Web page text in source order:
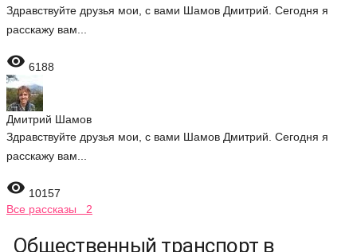
Здравствуйте друзья мои, с вами Шамов Дмитрий. Сегодня я
расскажу вам...
 6188
Дмитрий Шамов
Здравствуйте друзья мои, с вами Шамов Дмитрий. Сегодня я
расскажу вам...
 10157
Все рассказы 2
Общественный транспорт в